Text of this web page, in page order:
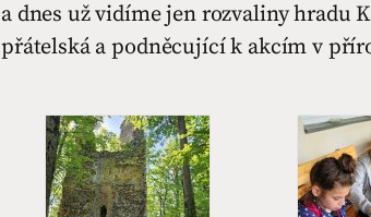
a dnes už vidíme jen rozvaliny hradu
přátelská a podněcující k akcím v